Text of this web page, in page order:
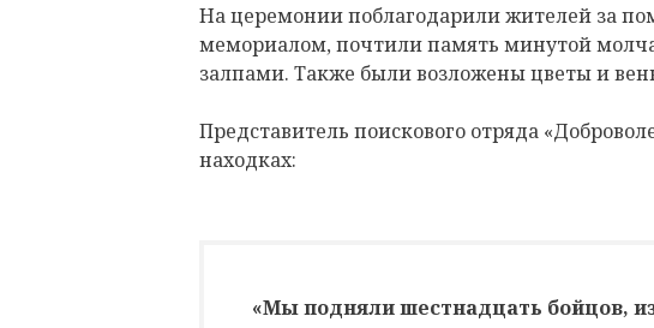
На церемонии поблагодарили жителей за
мемориалом, почтили память минутой
залпами. Также были возложены цветы и
Представитель поискового отряда
находках:
«Мы подняли шестнадцать бойцов,